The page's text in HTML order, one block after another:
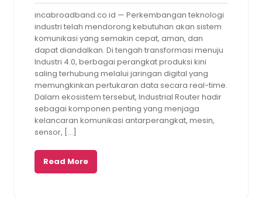
2026
Huhula
pm
incabroadband.co.id — Perkembangan teknologi
industri telah mendorong kebutuhan akan sistem
komunikasi yang semakin cepat, aman, dan
dapat diandalkan. Di tengah transformasi menuju
Industri 4.0, berbagai perangkat produksi kini
saling terhubung melalui jaringan digital yang
memungkinkan pertukaran data secara real-time.
Dalam ekosistem tersebut, Industrial Router hadir
sebagai komponen penting yang menjaga
kelancaran komunikasi antarperangkat, mesin,
sensor, […]
Read More